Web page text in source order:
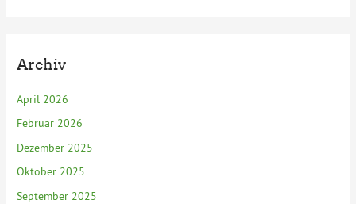
Archiv
April 2026
Februar 2026
Dezember 2025
Oktober 2025
September 2025